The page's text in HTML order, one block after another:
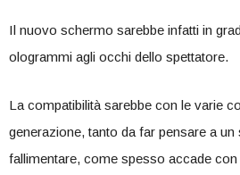
Il nuovo schermo sarebbe infatti in
ologrammi agli occhi dello spettatore.
La compatibilità sarebbe con le varie
generazione, tanto da far pensare a
fallimentare, come spesso accade